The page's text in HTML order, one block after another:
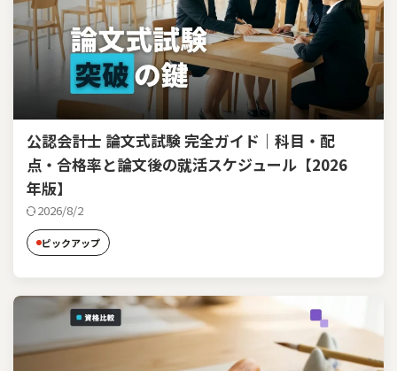
公認会計士 論文式試験 完全ガイド｜科目・配
点・合格率と論文後の就活スケジュール【2026
年版】
2026/8/2
ピックアップ